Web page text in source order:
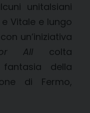
unitalsiani
e Vitale e lungo
un’iniziativa
All colta
della
di Fermo,